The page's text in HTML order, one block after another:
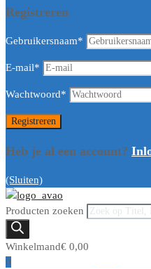
Registreren
Gebruikersnaam*
E-mail*
Wachtwoord*
Heb je al een account?
(Sluiten)
Producten zoeken
Winkelmand€ 0,00
0